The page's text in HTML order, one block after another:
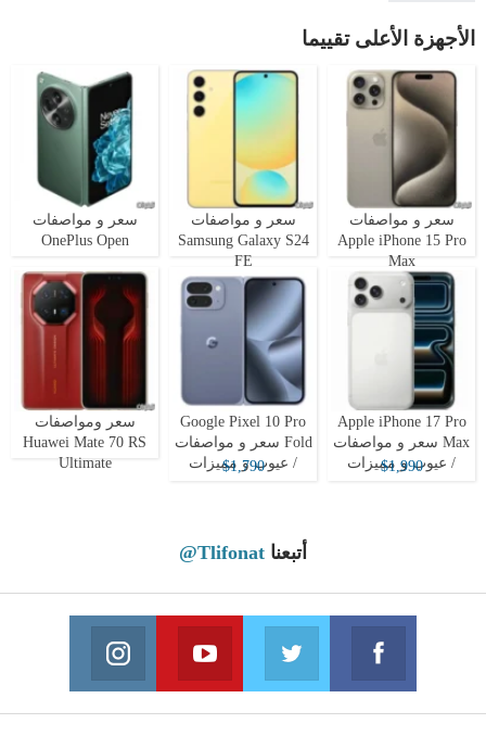
الأجهزة الأعلى تقييما
سعر و مواصفات
Apple iPhone 15 Pro
Max
سعر و مواصفات
Samsung Galaxy S24
FE
سعر و مواصفات
OnePlus Open
Apple iPhone 17 Pro
Max سعر و مواصفات
/ عيوب و مميزات
$1,990
Google Pixel 10 Pro
Fold سعر و مواصفات
/ عيوب و مميزات
$1,790
سعر ومواصفات
Huawei Mate 70 RS
Ultimate
أتبعنا @Tlifonat
Facebook
Join us on Facebook
Twitter
Join us on Twitter
Youtube
Join us on Youtube